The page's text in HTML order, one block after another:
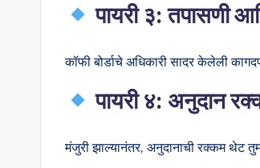
पायरी ३: तपासणी
कॉफी बोर्डाचे अधिकारी सादर केलेली
पायरी ४: अनुदान
मंजुरी झाल्यानंतर, अनुदानाची रक्कम थेट